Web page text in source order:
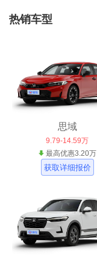
热销车型
思域
9.79-14.59万
最高优惠3.20万
获取详细报价